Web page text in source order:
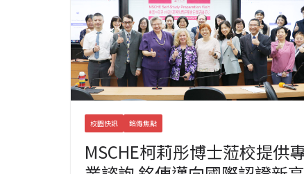
校園快訊 銘傳焦點
MSCHE柯莉彤博士蒞校提供